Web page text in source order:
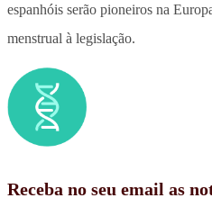
espanhóis serão pioneiros na
menstrual à legislação.
Receba no seu email as